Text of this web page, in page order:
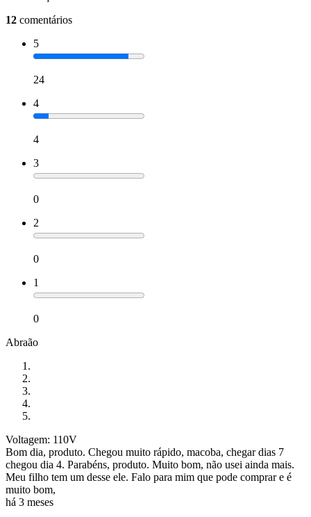
12 comentários
5
24
4
4
3
0
2
0
1
0
Abraão
Voltagem: 110V
Bom dia, produto. Chegou muito rápido, macoba, chegar dias 7
chegou dia 4. Parabéns, produto. Muito bom, não usei ainda mais.
Meu filho tem um desse ele. Falo para mim que pode comprar e é
muito bom,
há 3 meses